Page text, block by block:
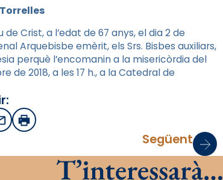
Crist, a l’edat de 67 anys, el dia 2 de
Arquebisbe emèrit, els Srs. Bisbes auxiliars,
perquè l’encomanin a la misericòrdia del
de 2018, a les 17 h., a la Catedral de
Imprimir
Següent
T’interessarà…